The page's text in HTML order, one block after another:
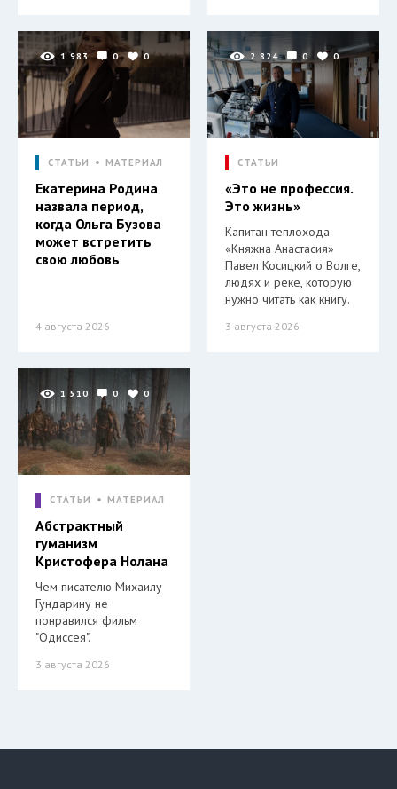
1 983 0 0
СТАТЬИ МАТЕРИАЛ
Екатерина Родина
назвала период,
когда Ольга Бузова
может встретить
свою любовь
4 августа 2026
2 824 0 0
СТАТЬИ
«Это не профессия.
Это жизнь»
Капитан теплохода
«Княжна Анастасия»
Павел Косицкий о Волге,
людях и реке, которую
нужно читать как книгу.
3 августа 2026
1 510 0 0
СТАТЬИ МАТЕРИАЛ
Абстрактный
гуманизм
Кристофера Нолана
Чем писателю Михаилу
Гундарину не
понравился фильм
"Одиссея".
3 августа 2026